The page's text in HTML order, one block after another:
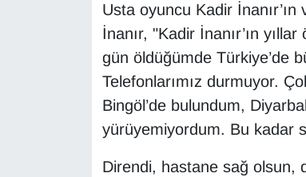
Usta oyuncu Kadir
İnanır, "Kadir İnanır’ın
gün öldüğümde Türkiye’de
Telefonlarımız durmuyor.
Bingöl’de bulundum,
yürüyemiyordum. Bu kadar
Direndi, hastane sağ olsun,
Kamu Alımları